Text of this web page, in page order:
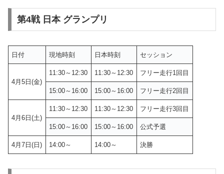
第4戦 日本 グランプリ
日付 現地時刻 日本時刻 セッション
4月5日(金)
11:30～12:30 11:30～12:30 フリー走行1回目
15:00～16:00 15:00～16:00 フリー走行2回目
4月6日(土)
11:30～12:30 11:30～12:30 フリー走行3回目
15:00～16:00 15:00～16:00 公式予選
4月7日(日) 14:00～ 14:00～ 決勝